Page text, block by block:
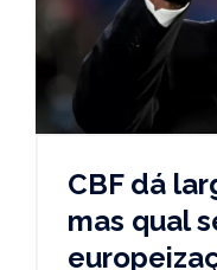
CBF dá
mas qual